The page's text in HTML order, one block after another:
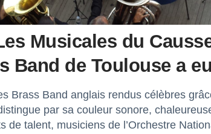
Musicales du
Band de Toulouse a
Brass Band anglais rendus célèbres
par sa couleur sonore,
de talent, musiciens de l’Orchestre